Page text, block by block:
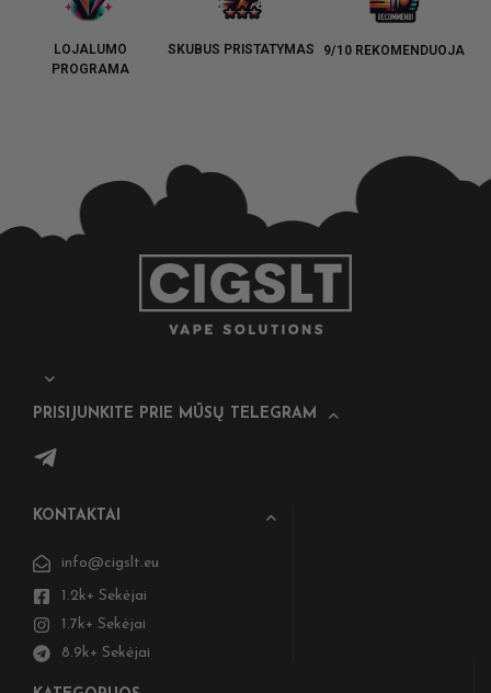
LOJALUMO
PROGRAMA
SKUBUS PRISTATYMAS 9/10 REKOMENDUOJA
PRISIJUNKITE PRIE MŪSŲ TELEGRAM
KONTAKTAI
info@cigslt.eu
1.2k+ Sekėjai
1.7k+ Sekėjai
8.9k+ Sekėjai